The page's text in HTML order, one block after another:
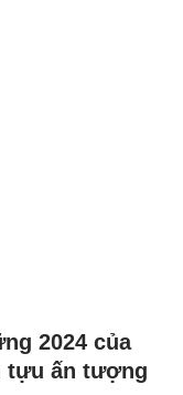
2024 của
tựu ấn tượng